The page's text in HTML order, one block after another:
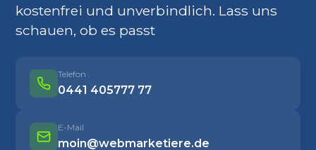
kostenfrei und unverbindlich. Lass uns
schauen, ob es passt
Telefon
0441 405777 77
E-Mail
moin@webmarketiere.de